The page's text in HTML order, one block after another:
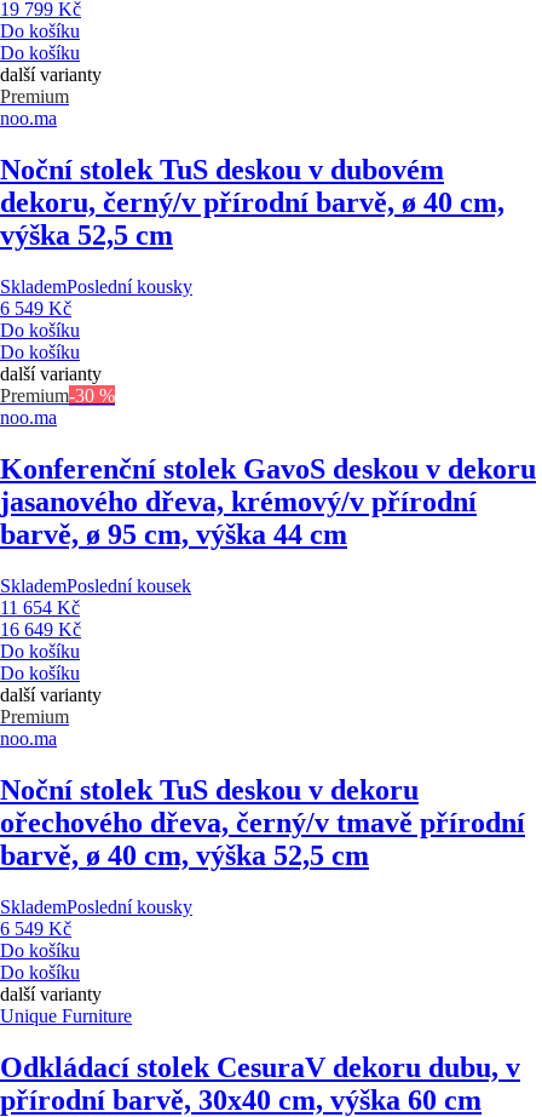
19 799 Kč
Do košíku
Do košíku
další varianty
Premium
noo.ma
Noční stolek TuS deskou v dubovém
dekoru, černý/v přírodní barvě, ø 40 cm,
výška 52,5 cm
SklademPoslední kousky
6 549 Kč
Do košíku
Do košíku
další varianty
Premium-30 %
noo.ma
Konferenční stolek GavoS deskou v dekoru
jasanového dřeva, krémový/v přírodní
barvě, ø 95 cm, výška 44 cm
SklademPoslední kousek
11 654 Kč
16 649 Kč
Do košíku
Do košíku
další varianty
Premium
noo.ma
Noční stolek TuS deskou v dekoru
ořechového dřeva, černý/v tmavě přírodní
barvě, ø 40 cm, výška 52,5 cm
SklademPoslední kousky
6 549 Kč
Do košíku
Do košíku
další varianty
Unique Furniture
Odkládací stolek CesuraV dekoru dubu, v
přírodní barvě, 30x40 cm, výška 60 cm